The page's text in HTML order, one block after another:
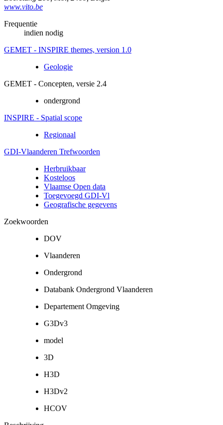
www.vito.be
Frequentie
indien nodig
GEMET - INSPIRE themes, version 1.0
Geologie
GEMET - Concepten, versie 2.4
ondergrond
INSPIRE - Spatial scope
Regionaal
GDI-Vlaanderen Trefwoorden
Herbruikbaar
Kosteloos
Vlaamse Open data
Toegevoegd GDI-Vl
Geografische gegevens
Zoekwoorden
DOV
Vlaanderen
Ondergrond
Databank Ondergrond Vlaanderen
Departement Omgeving
G3Dv3
model
3D
H3D
H3Dv2
HCOV